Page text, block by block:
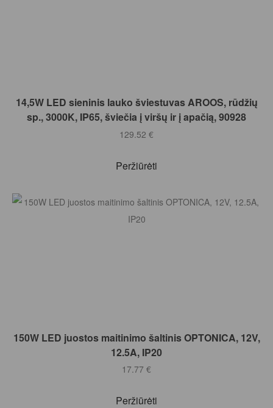
Į KREPŠELĮ
14,5W LED sieninis lauko šviestuvas AROOS, rūdžių
sp., 3000K, IP65, šviečia į viršų ir į apačią, 90928
129.52 €
Peržiūrėti
Į KREPŠELĮ
150W LED juostos maitinimo šaltinis OPTONICA, 12V,
12.5A, IP20
17.77 €
Peržiūrėti